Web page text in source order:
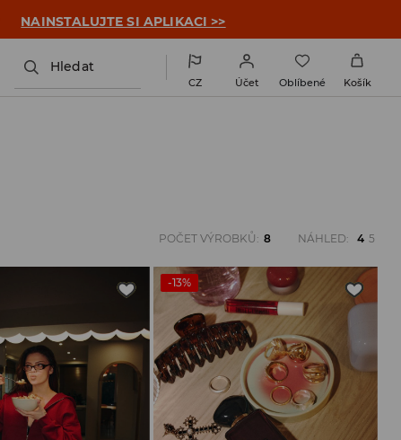
NAINSTALUJTE SI APLIKACI >>
Hledat
CZ Účet Oblíbené Košík
POČET VÝROBKŮ : 8 NÁHLED: 4 5
-13%